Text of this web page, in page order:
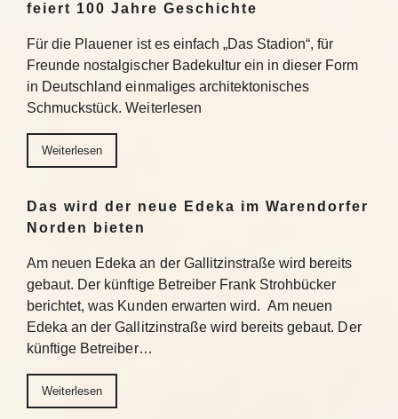
feiert 100 Jahre Geschichte
Für die Plauener ist es einfach „Das Stadion“, für
Freunde nostalgischer Badekultur ein in dieser Form
in Deutschland einmaliges architektonisches
Schmuckstück. Weiterlesen
Weiterlesen
Das wird der neue Edeka im Warendorfer
Norden bieten
Am neuen Edeka an der Gallitzinstraße wird bereits
gebaut. Der künftige Betreiber Frank Strohbücker
berichtet, was Kunden erwarten wird. Am neuen
Edeka an der Gallitzinstraße wird bereits gebaut. Der
künftige Betreiber…
Weiterlesen